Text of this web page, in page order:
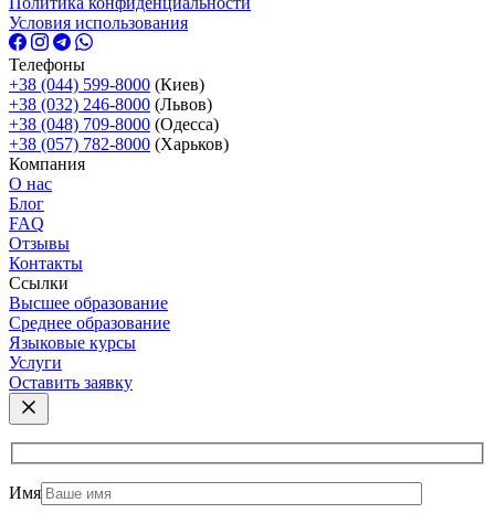
Условия использования
Телефоны
+38 (044) 599-8000 (Киев)
+38 (032) 246-8000 (Львов)
+38 (048) 709-8000 (Одесcа)
+38 (057) 782-8000 (Харьков)
Компания
О нас
Блог
FAQ
Отзывы
Контакты
Ссылки
Высшее образование
Среднее образование
Языковые курсы
Услуги
Оставить заявку
Имя